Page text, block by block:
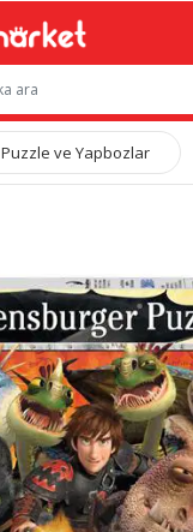
Puzzle ve Yapbozlar